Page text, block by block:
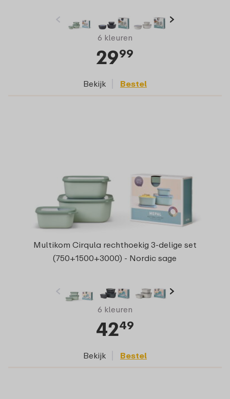
6 kleuren
2999
Bekijk Bestel
Multikom Cirqula rechthoekig 3-delige set
(750+1500+3000) - Nordic sage
6 kleuren
4249
Bekijk Bestel